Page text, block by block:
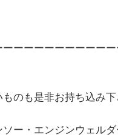
ーーーーーーーーー
のも是非お持ち込み下
ー・エンジンウェルダ